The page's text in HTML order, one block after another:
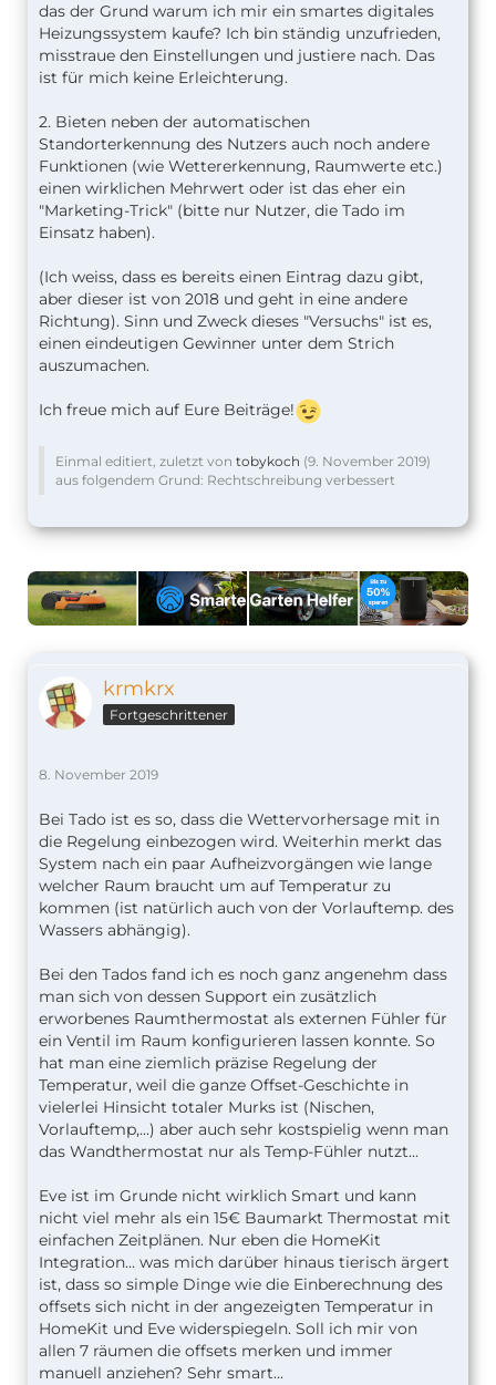
das der Grund warum ich mir ein smartes digitales
Heizungssystem kaufe? Ich bin ständig unzufrieden,
misstraue den Einstellungen und justiere nach. Das
ist für mich keine Erleichterung.
2. Bieten neben der automatischen
Standorterkennung des Nutzers auch noch andere
Funktionen (wie Wettererkennung, Raumwerte etc.)
einen wirklichen Mehrwert oder ist das eher ein
"Marketing-Trick" (bitte nur Nutzer, die Tado im
Einsatz haben).
(Ich weiss, dass es bereits einen Eintrag dazu gibt,
aber dieser ist von 2018 und geht in eine andere
Richtung). Sinn und Zweck dieses "Versuchs" ist es,
einen eindeutigen Gewinner unter dem Strich
auszumachen.
Ich freue mich auf Eure Beiträge!
Einmal editiert, zuletzt von tobykoch (9. November 2019)
aus folgendem Grund: Rechtschreibung verbessert
krmkrx
Fortgeschrittener
8. November 2019
Bei Tado ist es so, dass die Wettervorhersage mit in
die Regelung einbezogen wird. Weiterhin merkt das
System nach ein paar Aufheizvorgängen wie lange
welcher Raum braucht um auf Temperatur zu
kommen (ist natürlich auch von der Vorlauftemp. des
Wassers abhängig).
Bei den Tados fand ich es noch ganz angenehm dass
man sich von dessen Support ein zusätzlich
erworbenes Raumthermostat als externen Fühler für
ein Ventil im Raum konfigurieren lassen konnte. So
hat man eine ziemlich präzise Regelung der
Temperatur, weil die ganze Offset-Geschichte in
vielerlei Hinsicht totaler Murks ist (Nischen,
Vorlauftemp,...) aber auch sehr kostspielig wenn man
das Wandthermostat nur als Temp-Fühler nutzt...
Eve ist im Grunde nicht wirklich Smart und kann
nicht viel mehr als ein 15€ Baumarkt Thermostat mit
einfachen Zeitplänen. Nur eben die HomeKit
Integration... was mich darüber hinaus tierisch ärgert
ist, dass so simple Dinge wie die Einberechnung des
offsets sich nicht in der angezeigten Temperatur in
HomeKit und Eve widerspiegeln. Soll ich mir von
allen 7 räumen die offsets merken und immer
manuell anziehen? Sehr smart...